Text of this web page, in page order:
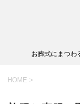
お葬式にまつわ
HOME >